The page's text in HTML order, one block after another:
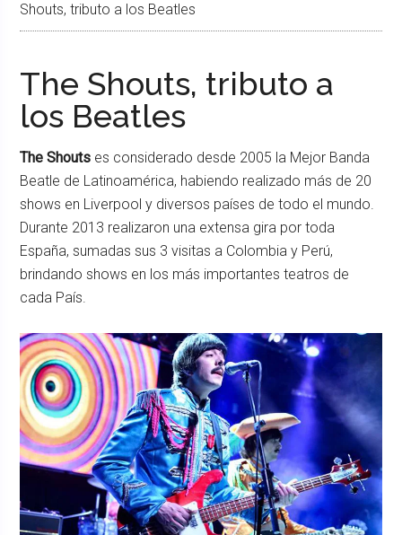
Shouts, tributo a los Beatles
The Shouts, tributo a
los Beatles
The Shouts es considerado desde 2005 la Mejor Banda
Beatle de Latinoamérica, habiendo realizado más de 20
shows en Liverpool y diversos países de todo el mundo.
Durante 2013 realizaron una extensa gira por toda
España, sumadas sus 3 visitas a Colombia y Perú,
brindando shows en los más importantes teatros de
cada País.